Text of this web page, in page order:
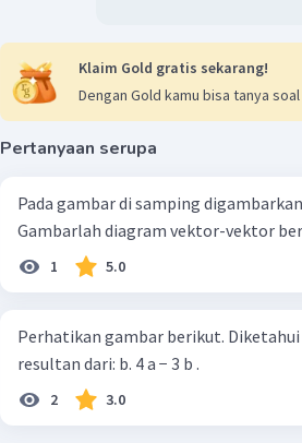
Klaim Gold gratis sekarang!
Dengan Gold kamu bisa tanya
Pertanyaan serupa
Pada gambar di samping
1 5.0
Perhatikan gambar berikut. Diketahui O A = a dan OB = b . Lukislah
resultan dari: b. 4 a − 3 b .
2 3.0